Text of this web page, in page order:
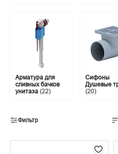
Арматура для
сливных бачков
унитаза (22)
Сифоны
Душевые
(20)
Фильтр